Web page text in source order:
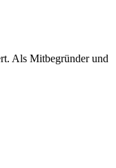
Als Mitbegründer und